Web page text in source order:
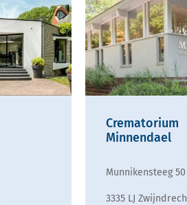
Crematorium
Minnendael
Munnikensteeg 50
3335 LJ